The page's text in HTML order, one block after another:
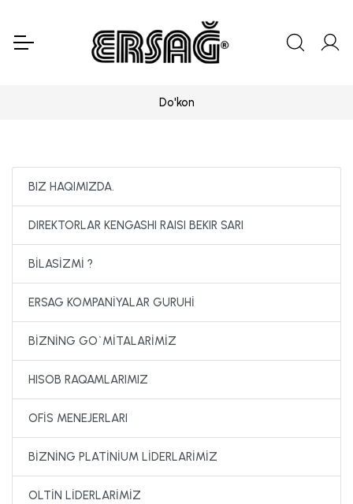
Do'kon
BIZ HAQIMIZDA.
DIREKTORLAR KENGASHI RAISI BEKIR SARI
BİLASİZMİ ?
ERSAG KOMPANİYALAR GURUHİ
BİZNİNG GO`MİTALARİMİZ
HISOB RAQAMLARIMIZ
OFİS MENEJERLARI
BİZNİNG PLATİNİUM LİDERLARİMİZ
OLTİN LİDERLARİMİZ